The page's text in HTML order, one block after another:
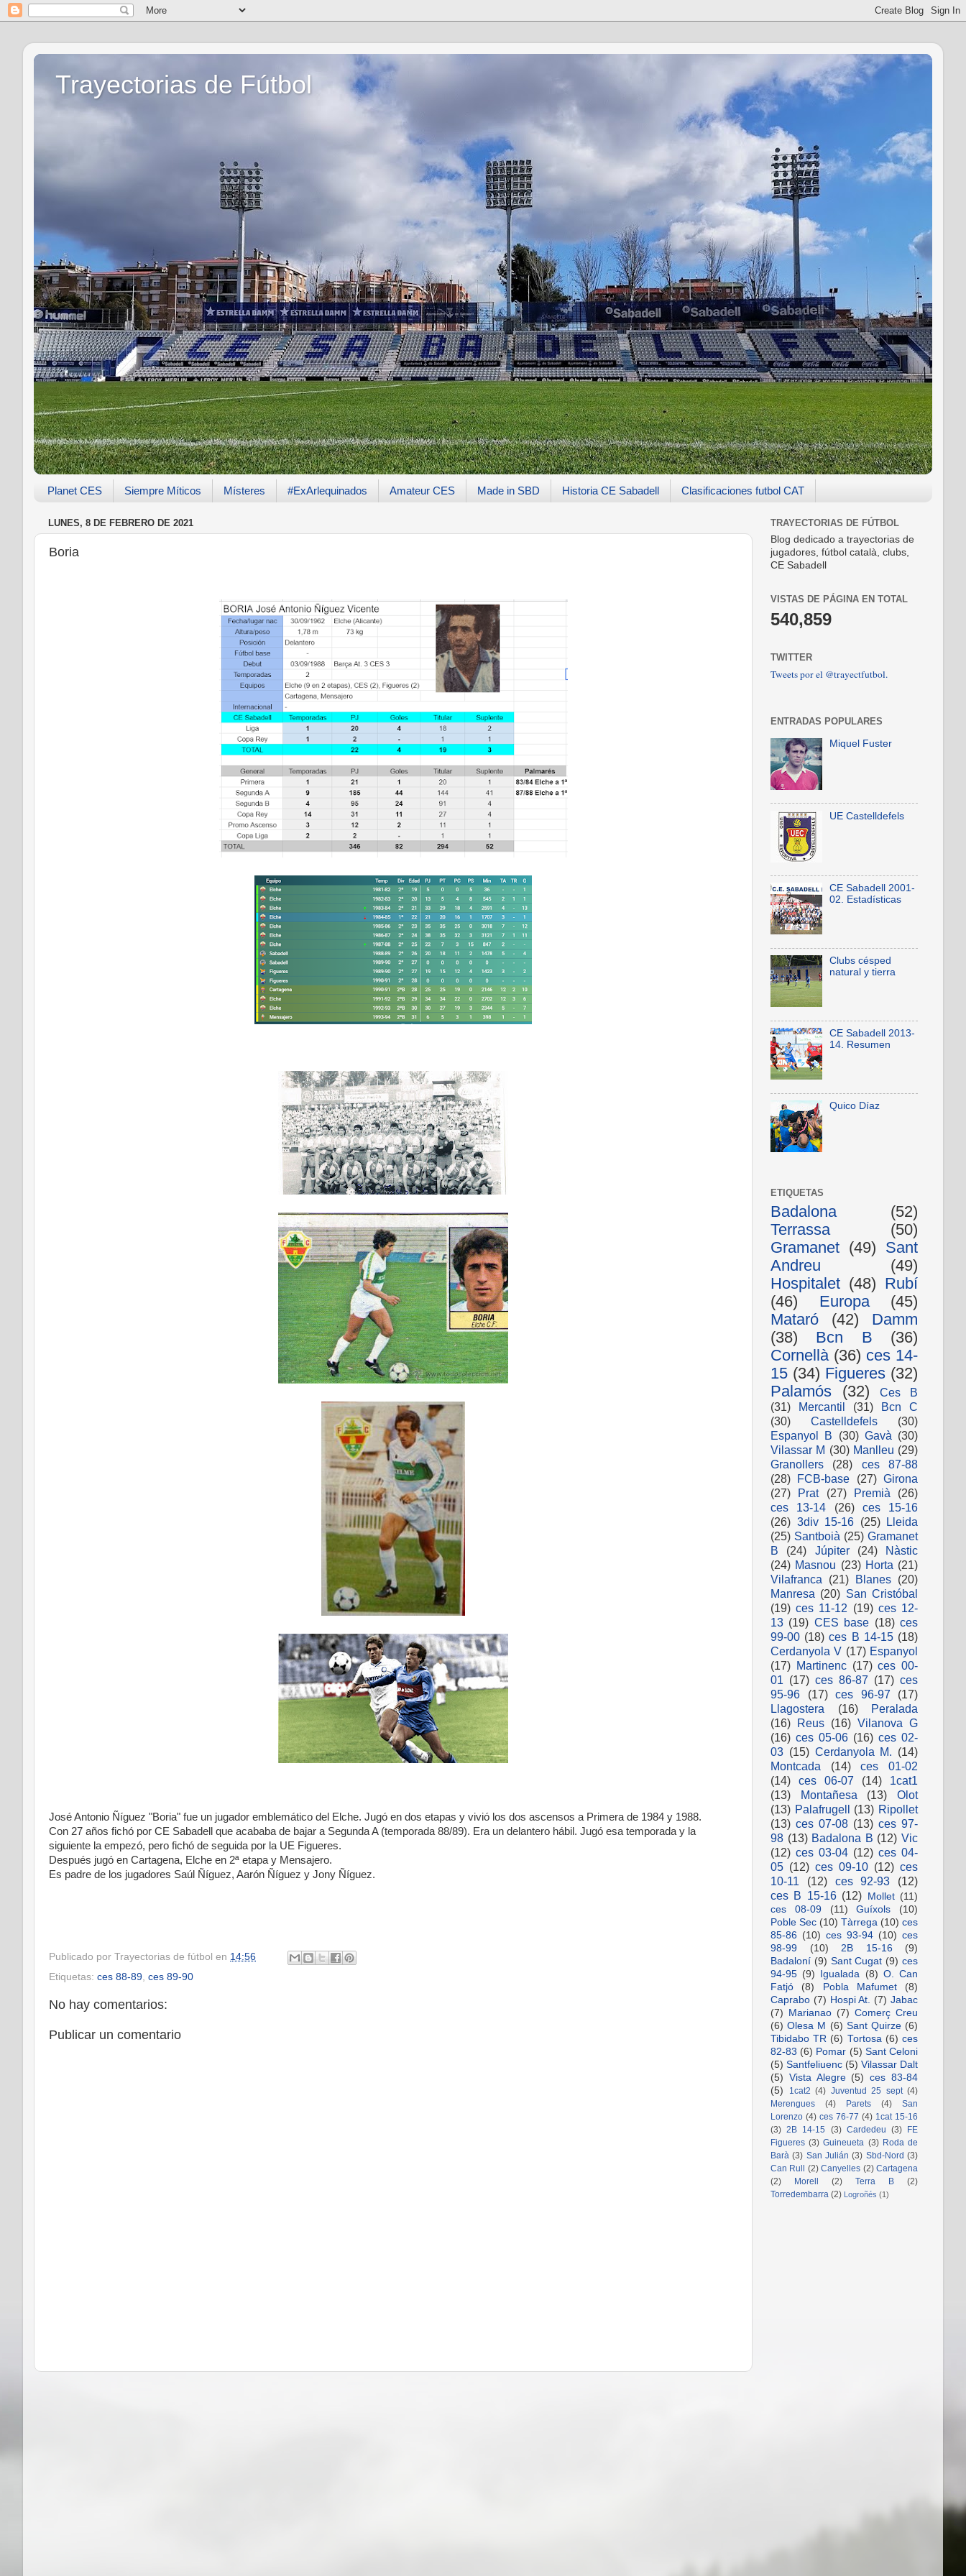
Trayectorias de Fútbol
Planet CES Siempre Míticos Místeres #ExArlequinados Amateur CES Made in SBD Historia CE Sabadell Clasificaciones futbol CAT
LUNES, 8 DE FEBRERO DE 2021
Boria
José Antonio Ñíguez "Boria" fue un jugador emblemático del Elche. Jugó en dos etapas y vivió los dos ascensos a Primera de 1984 y 1988.
Con 27 años fichó por CE Sabadell que acababa de bajar a Segunda A (temporada 88/89). Era un delantero hábil. Jugó esa temporada y la
siguiente la empezó, pero fichó de seguida por la UE Figueres.
Después jugó en Cartagena, Elche en 2ª etapa y Mensajero.
Es padre de los jugadores Saúl Ñíguez, Aarón Ñíguez y Jony Ñíguez.
Publicado por Trayectorias de fútbol en 14:56
Etiquetas: ces 88-89, ces 89-90
No hay comentarios:
Publicar un comentario
TRAYECTORIAS DE FÚTBOL
Blog dedicado a trayectorias de
jugadores, fútbol català, clubs,
CE Sabadell
VISTAS DE PÁGINA EN TOTAL
540,859
TWITTER
Tweets por el @trayectfutbol.
ENTRADAS POPULARES
Miquel Fuster
UE Castelldefels
CE Sabadell 2001-
02. Estadísticas
Clubs césped
natural y tierra
CE Sabadell 2013-
14. Resumen
Quico Díaz
ETIQUETAS
Badalona
(52)
Terrassa
(50)
Gramanet (49) Sant
Andreu
(49)
Hospitalet (48) Rubí
(46)
Europa
(45)
Mataró
(42)
Damm
(38)
Bcn B
(36)
Cornellà (36) ces 14-
15 (34) Figueres (32)
Palamós
(32)
Ces B
(31)
Mercantil (31)
Bcn C
(30)
Castelldefels
(30)
Espanyol B
(30) Gavà (30)
Vilassar M (30) Manlleu (29)
Granollers
(28)
ces 87-88
(28) FCB-base (27) Girona
(27)
Prat (27) Premià
(26)
ces 13-14
(26)
ces 15-16
(26) 3div 15-16 (25) Lleida
(25) Santboià (25) Gramanet
B
(24) Júpiter (24)
Nàstic
(24) Masnou (23) Horta (21)
Vilafranca
(21) Blanes (20)
Manresa (20) San Cristóbal
(19) ces 11-12 (19) ces 12-
13 (19) CES base (18) ces
99-00 (18) ces B 14-15 (18)
Cerdanyola V (17) Espanyol
(17) Martinenc (17) ces 00-
01 (17) ces 86-87 (17) ces
95-96
(17) ces 96-97
(17)
Llagostera
(16)
Peralada
(16) Reus (16) Vilanova G
(16) ces 05-06 (16) ces 02-
03 (15) Cerdanyola M. (14)
Montcada
(14)
ces 01-02
(14)
ces 06-07 (14)
1cat1
(13)
Montañesa (13)
Olot
(13) Palafrugell (13) Ripollet
(13) ces 07-08 (13) ces 97-
98 (13) Badalona B (12) Vic
(12) ces 03-04 (12) ces 04-
05 (12) ces 09-10 (12) ces
10-11
(12) ces 92-93
(12)
ces B 15-16 (12) Mollet (11)
ces 08-09
(11) Guíxols
(10)
Poble Sec (10) Tàrrega (10) ces
85-86 (10) ces 93-94 (10) ces
98-99
(10) 2B 15-16
(9)
Badaloní (9) Sant Cugat (9) ces
94-95 (9) Igualada (8) O. Can
Fatjó
(8) Pobla Mafumet
(8)
Caprabo (7) Hospi At. (7) Jabac
(7)
Marianao (7) Comerç Creu
(6) Olesa M (6) Sant Quirze (6)
Tibidabo TR (6) Tortosa (6) ces
82-83 (6) Pomar (5) Sant Celoni
(5) Santfeliuenc (5) Vilassar Dalt
(5) Vista Alegre (5)
ces 83-84
(5)
1cat2 (4) Juventud 25 sept (4)
Merengues
(4) Parets (4)
San
Lorenzo (4) ces 76-77 (4) 1cat 15-16
(3) 2B 14-15 (3) Cardedeu (3)
FE
Figueres (3) Guineueta (3) Roda de
Barà (3) San Julián (3) Sbd-Nord (3)
Can Rull
(2) Canyelles (2) Cartagena
(2)
Morell (2) Terra B
(2)
Torredembarra (2) Logroñés (1)